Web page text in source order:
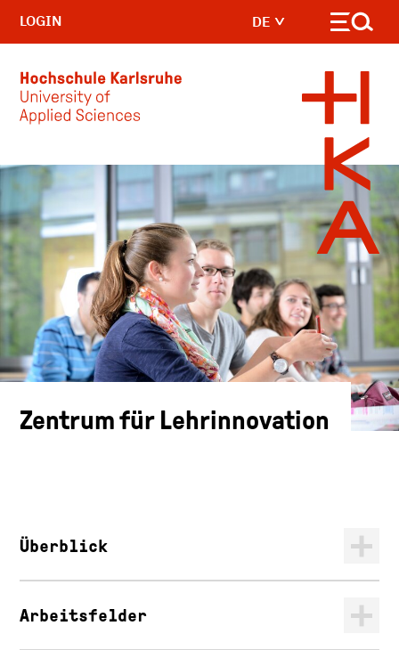
Skip to main content
DE
LOGIN
Zentrum für Lehrinnovation
Überblick
Arbeitsfelder